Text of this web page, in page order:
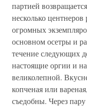
партией
несколько
огромных
основном осетры и
течение следующих
настоящие оргии и
великолепной.
копченая или
съедобны. Через